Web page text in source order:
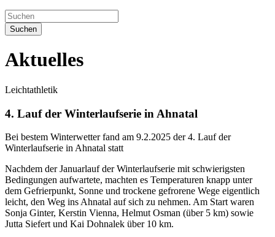
Suchen
Aktuelles
Leichtathletik
4. Lauf der Winterlaufserie in Ahnatal
Bei bestem Winterwetter fand am 9.2.2025 der 4. Lauf der
Winterlaufserie in Ahnatal statt
Nachdem der Januarlauf der Winterlaufserie mit schwierigsten
Bedingungen aufwartete, machten es Temperaturen knapp unter
dem Gefrierpunkt, Sonne und trockene gefrorene Wege eigentlich
leicht, den Weg ins Ahnatal auf sich zu nehmen. Am Start waren
Sonja Ginter, Kerstin Vienna, Helmut Osman (über 5 km) sowie
Jutta Siefert und Kai Dohnalek über 10 km.